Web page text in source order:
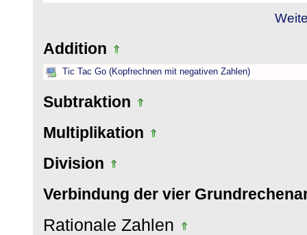
Addition
Tic Tac Go (Kopfrechnen mit negativen Zahlen)
Subtraktion
Multiplikation
Division
Verbindung der vier
Rationale Zahlen